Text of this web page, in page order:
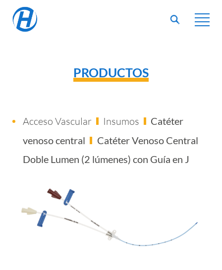
PRODUCTOS
Acceso Vascular Insumos
Catéter
venoso central
Catéter Venoso Central
Doble Lumen (2 lúmenes) con Guía en J